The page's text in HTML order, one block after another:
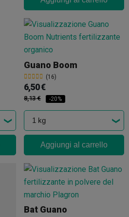
Guano Boom
(16)
6,50 €
8,13 € -20%
Aggiungi al carrello
Bat Guano